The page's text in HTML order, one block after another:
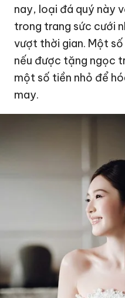
nay, loại đá quý này
trong trang sức cưới
vượt thời gian. Một
nếu được tặng ngọc
một số tiền nhỏ để
may.